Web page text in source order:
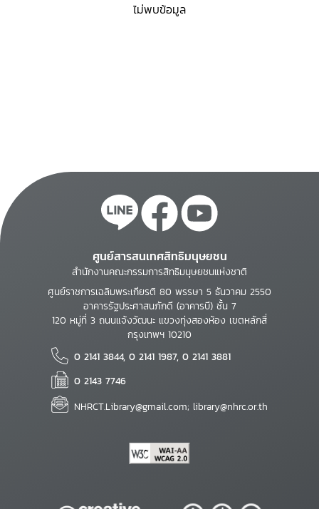
ไม่พบข้อมูล
ศูนย์สารสนเทศสิทธิมนุษยชน
สำนักงานคณะกรรมการสิทธิมนุษยชนแห่งชาติ
ศูนย์ราชการเฉลิมพระเกียรติ 80 พรรษา 5 ธันวาคม 2550
อาคารรัฐประศาสนภักดี (อาคารบี) ชั้น 7
120 หมู่ที่ 3 ถนนแจ้งวัฒนะ แขวงทุ่งสองห้อง เขตหลักสี่
กรุงเทพฯ 10210
0 2141 3844, 0 2141 1987, 0 2141 3881
0 2143 7746
NHRCT.Library@gmail.com; library@nhrc.or.th